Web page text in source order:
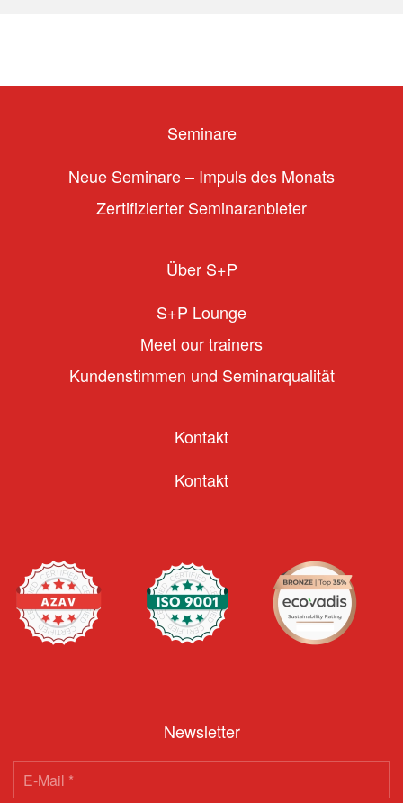
Seminare
Neue Seminare – Impuls des Monats
Zertifizierter Seminaranbieter
Über S+P
S+P Lounge
Meet our trainers
Kundenstimmen und Seminarqualität
Kontakt
Kontakt
Newsletter